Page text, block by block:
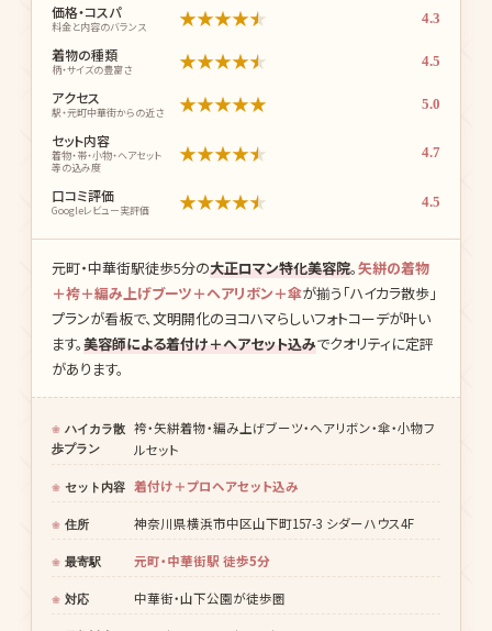
価格・コスパ
料金と内容のバランス ★★★★★ 4.3
着物の種類
柄・サイズの豊富さ ★★★★★ 4.5
アクセス
駅・元町中華街からの近さ ★★★★★ 5.0
セット内容
着物・帯・小物・ヘアセット
等の込み度
★★★★★ 4.7
口コミ評価
Googleレビュー実評価 ★★★★★ 4.5
元町・中華街駅徒歩5分の大正ロマン特化美容院。矢絣の着物
＋袴＋編み上げブーツ＋ヘアリボン＋傘が揃う「ハイカラ散歩」
プランが看板で、文明開化のヨコハマらしいフォトコーデが叶い
ます。美容師による着付け＋ヘアセット込みでクオリティに定評
があります。
ハイカラ散
歩プラン
袴・矢絣着物・編み上げブーツ・ヘアリボン・傘・小物フ
ルセット
セット内容 着付け＋プロヘアセット込み
住所 神奈川県横浜市中区山下町157-3 シダーハウス4F
最寄駅 元町・中華街駅 徒歩5分
対応 中華街・山下公園が徒歩圏